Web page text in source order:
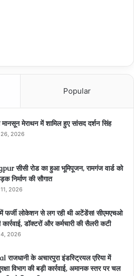
Popular
मेराथन में शामिल हुए सांसद दर्शन सिंह
2026
सीसी रोड का हुआ भूमिपूजन, रामगंज वार्ड को
निर्माण की सौगात
2026
में फर्जी लोकेशन से लग रही थी अटेंडेंस! सीएमएचओ
डॉक्टरों और कर्मचारी की सैलरी कटी
2026
राजधानी के अचारपुरा इंडस्ट्रियल एरिया में
विभाग की बड़ी कार्रवाई, अमानक स्तर पर चल